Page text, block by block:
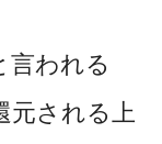
言われる
元される上